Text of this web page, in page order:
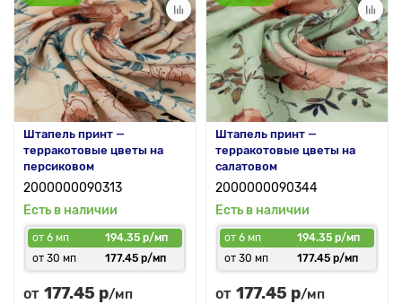
Штапель принт —
терракотовые цветы на
персиковом
2000000090313
Есть в наличии
от 6 мп
194.35 р/мп
от 30 мп
177.45 р/мп
от 177.45 р/мп
Штапель принт —
терракотовые цветы на
салатовом
2000000090344
Есть в наличии
от 6 мп
194.35 р/мп
от 30 мп
177.45 р/мп
от 177.45 р/мп